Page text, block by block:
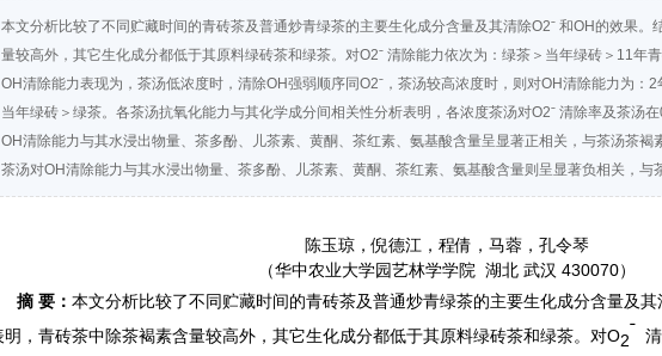
本文分析比较了不同贮藏时间的青砖茶及普通炒青绿茶的主要生化成分含量及其清除O2ˉ 和OH的效果。
量较高外，其它生化成分都低于其原料绿砖茶和绿茶。对O2ˉ 清除能力依次为：绿茶＞当年绿砖＞11年
OH清除能力表现为，茶汤低浓度时，清除OH强弱顺序同O2ˉ，茶汤较高浓度时，则对OH清除能力为：
当年绿砖＞绿茶。各茶汤抗氧化能力与其化学成分间相关性分析表明，各浓度茶汤对O2ˉ 清除率及茶汤在
OH清除能力与其水浸出物量、茶多酚、儿茶素、黄酮、茶红素、氨基酸含量呈显著正相关，与茶汤茶褐
茶汤对OH清除能力与其水浸出物量、茶多酚、儿茶素、黄酮、茶红素、氨基酸含量则呈显著负相关，与
陈玉琼，倪德江，程倩，马蓉，孔令琴
（华中农业大学园艺林学学院 湖北 武汉 430070）
摘 要： 本文分析比较了不同贮藏时间的青砖茶及普通炒青绿茶的主要生化成分含量及其
明，青砖茶中除茶褐素含量较高外，其它生化成分都低于其原料绿砖茶和绿茶。对O2
ˉ